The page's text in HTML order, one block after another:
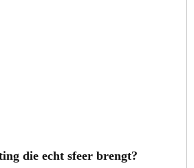
die echt sfeer brengt?